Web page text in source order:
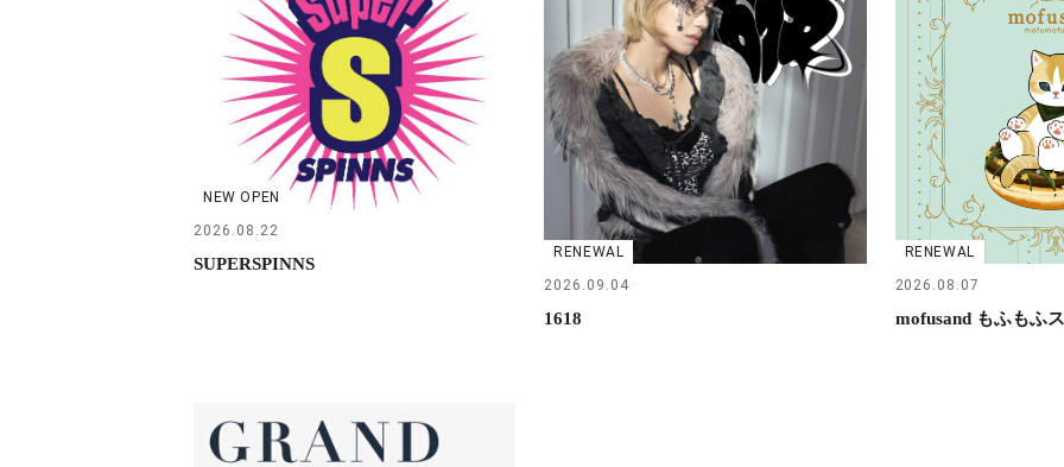
NEW OPEN
2026.08.22
SUPERSPINNS
RENEWAL
2026.09.04
1618
RENEWAL
2026.08.07
mofusand もふもふ